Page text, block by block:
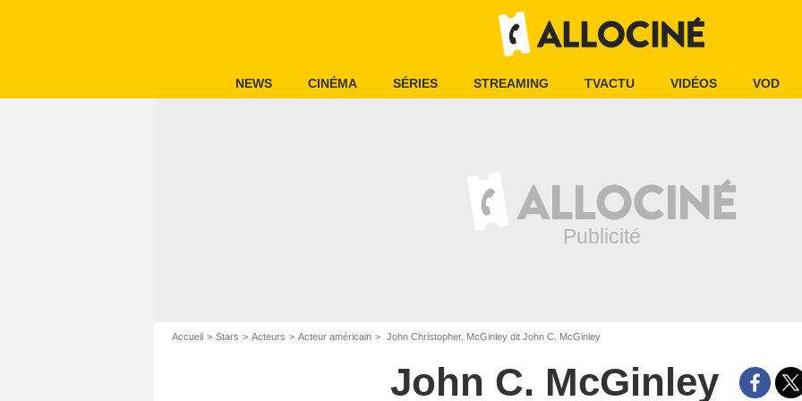
NEWS CINÉMA SÉRIES STREAMING TVACTU VIDÉOS VOD
Accueil Stars Acteurs Acteur américain John Christopher. McGinley dit John C. McGinley
John C. McGinley